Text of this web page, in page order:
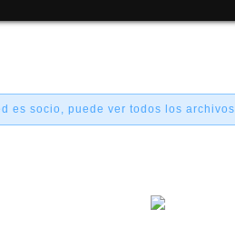
es socio, puede ver todos los archivos